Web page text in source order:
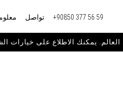
تواصل +90850 377 56 59